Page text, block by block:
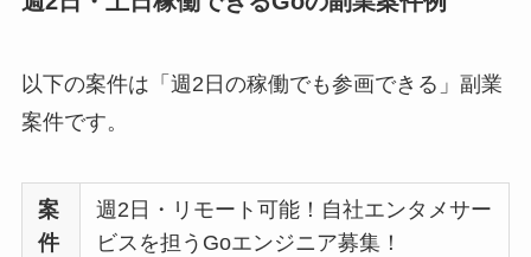
以下の案件は「週2日の稼働でも参画できる」副業
案件です。
案
件
週2日・リモート可能！自社エンタメサー
ビスを担うGoエンジニア募集！